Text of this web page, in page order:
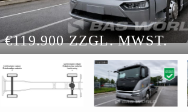
€119.900 ZZGL. MWST.